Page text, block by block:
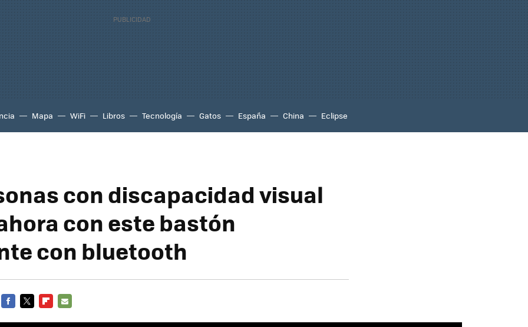
Mapa WiFi Libros Tecnología Gatos España China Eclipse
con discapacidad visual
con este bastón
con bluetooth